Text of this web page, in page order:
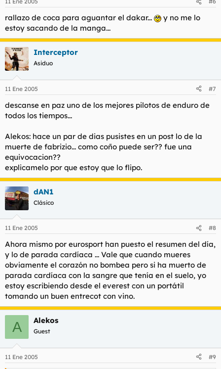
rallazo de coca para aguantar el dakar...
y no me lo
estoy sacando de la manga...
Interceptor
Asiduo
11 Ene 2005 #7
descanse en paz uno de los mejores pilotos de enduro de
todos los tiempos...
Alekos: hace un par de dias pusistes en un post lo de la
muerte de fabrizio... como coño puede ser?? fue una
equivocacion??
explicamelo por que estoy que lo flipo.
dAN1
Clásico
11 Ene 2005 #8
Ahora mismo por eurosport han puesto el resumen del día,
y lo de parada cardíaca ... Vale que cuando mueres
obviamente el corazón no bombea pero si ha muerto de
parada cardíaca con la sangre que tenía en el suelo, yo
estoy escribiendo desde el everest con un portátil
tomando un buen entrecot con vino.
A Alekos
Guest
11 Ene 2005 #9